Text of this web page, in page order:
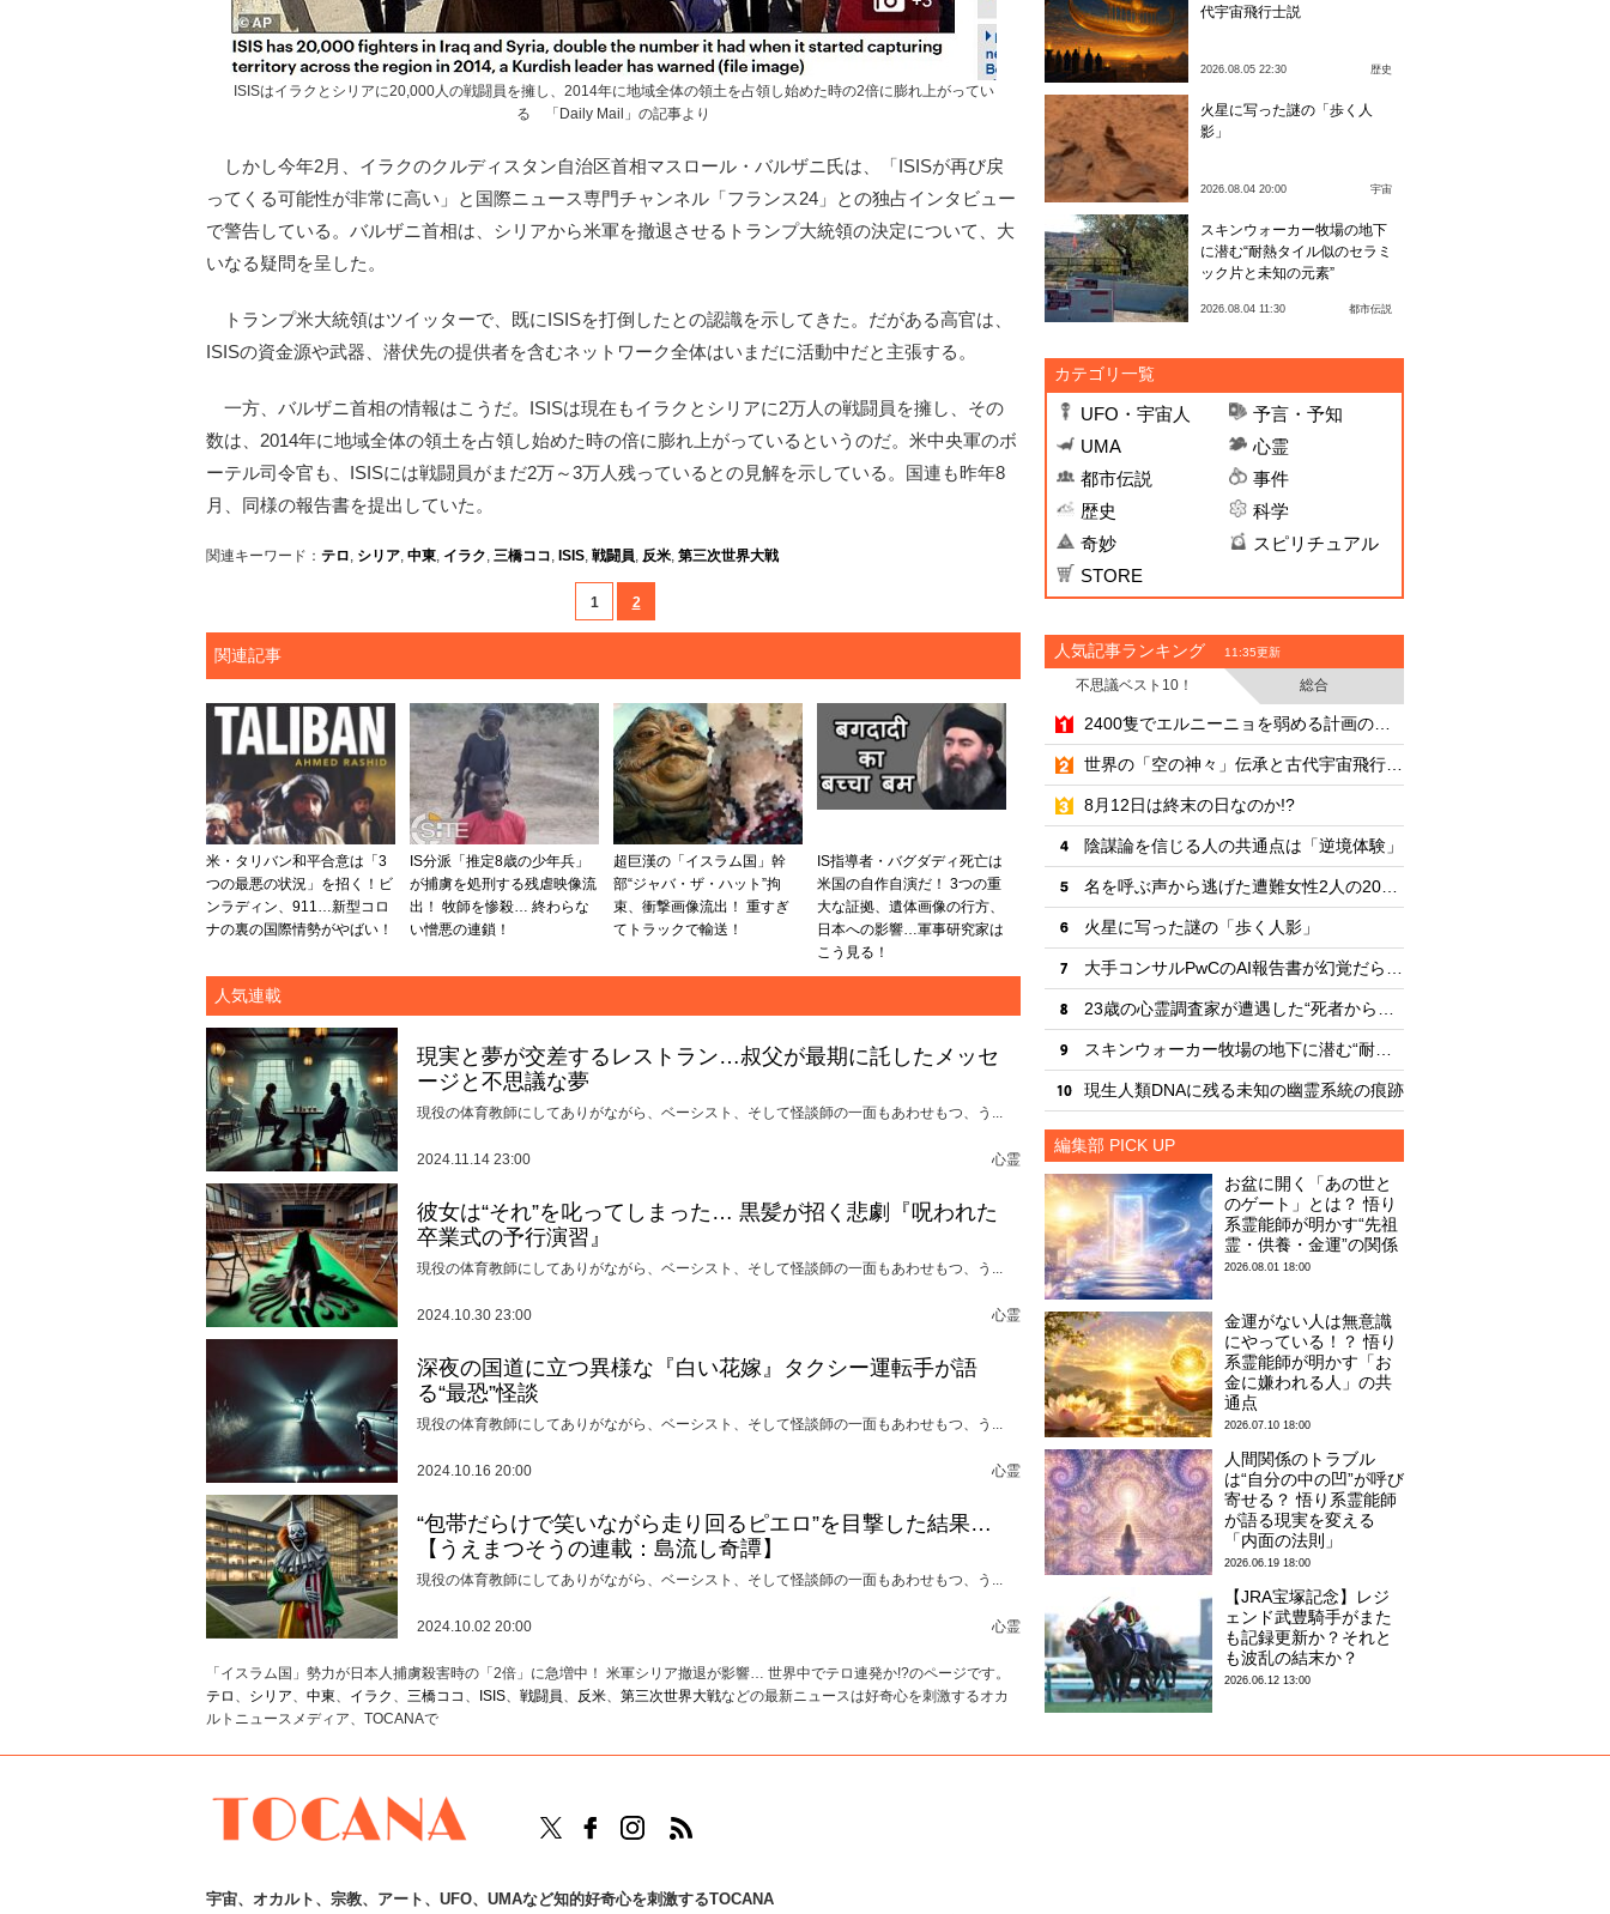
ISISはイラクとシリアに20,000人の戦闘員を擁し、2014年に地域全体の領土を占領し始めた時の2倍に膨れ上がってい
る 「Daily Mail」の記事より
しかし今年2月、イラクのクルディスタン自治区首相マスロール・バルザニ氏は、「ISISが再び戻
ってくる可能性が非常に高い」と国際ニュース専門チャンネル「フランス24」との独占インタビュー
で警告している。バルザニ首相は、シリアから米軍を撤退させるトランプ大統領の決定について、大
いなる疑問を呈した。
トランプ米大統領はツイッターで、既にISISを打倒したとの認識を示してきた。だがある高官は、
ISISの資金源や武器、潜伏先の提供者を含むネットワーク全体はいまだに活動中だと主張する。
一方、バルザニ首相の情報はこうだ。ISISは現在もイラクとシリアに2万人の戦闘員を擁し、その
数は、2014年に地域全体の領土を占領し始めた時の倍に膨れ上がっているというのだ。米中央軍のボ
ーテル司令官も、ISISには戦闘員がまだ2万～3万人残っているとの見解を示している。国連も昨年8
月、同様の報告書を提出していた。
関連キーワード： テロ, シリア, 中東, イラク, 三橋ココ, ISIS, 戦闘員, 反米, 第三次世界大戦
1 2
関連記事
米・タリバン和平合意は「3
つの最悪の状況」を招く！ビ
ンラディン、911…新型コロ
ナの裏の国際情勢がやばい！
IS分派「推定8歳の少年兵」
が捕虜を処刑する残虐映像流
出！ 牧師を惨殺… 終わらな
い憎悪の連鎖！
超巨漢の「イスラム国」幹
部“ジャバ・ザ・ハット”拘
束、衝撃画像流出！ 重すぎ
てトラックで輸送！
IS指導者・バグダディ死亡は
米国の自作自演だ！ 3つの重
大な証拠、遺体画像の行方、
日本への影響…軍事研究家は
こう見る！
人気連載
現実と夢が交差するレストラン…叔父が最期に託したメッセ
ージと不思議な夢
現役の体育教師にしてありがながら、ベーシスト、そして怪談師の一面もあわせもつ、う...
2024.11.14 23:00 心霊
彼女は“それ”を叱ってしまった… 黒髪が招く悲劇『呪われた
卒業式の予行演習』
現役の体育教師にしてありがながら、ベーシスト、そして怪談師の一面もあわせもつ、う...
2024.10.30 23:00 心霊
深夜の国道に立つ異様な『白い花嫁』タクシー運転手が語
る“最恐”怪談
現役の体育教師にしてありがながら、ベーシスト、そして怪談師の一面もあわせもつ、う...
2024.10.16 20:00 心霊
“包帯だらけで笑いながら走り回るピエロ”を目撃した結果…
【うえまつそうの連載：島流し奇譚】
現役の体育教師にしてありがながら、ベーシスト、そして怪談師の一面もあわせもつ、う...
2024.10.02 20:00 心霊
「イスラム国」勢力が日本人捕虜殺害時の「2倍」に急増中！ 米軍シリア撤退が影響… 世界中でテロ連発か!?のページです。
テロ 、 シリア、 中東、 イラク 、 三橋ココ 、 ISIS、 戦闘員、 反米、 第三次世界大戦などの最新ニュースは好奇心を刺激するオカ
ルトニュースメディア、TOCANAで
代宇宙飛行士説
2026.08.05 22:30 歴史
火星に写った謎の「歩く人
影」
2026.08.04 20:00 宇宙
スキンウォーカー牧場の地下
に潜む“耐熱タイル似のセラミ
ック片と未知の元素”
2026.08.04 11:30 都市伝説
カテゴリ一覧
UFO・宇宙人
予言・予知
UMA
心霊
都市伝説
事件
歴史
科学
奇妙
スピリチュアル
STORE
人気記事ランキング 11:35更新
不思議ベスト10！
総合
・
・
・
8月12日は終末の日なのか!?
・
陰謀論を信じる人の共通点は「逆境体験」
・
・
火星に写った謎の「歩く人影」
・
・
・
・
現生人類DNAに残る未知の幽霊系統の痕跡
編集部 PICK UP
お盆に開く「あの世と
のゲート」とは？ 悟り
系霊能師が明かす“先祖
霊・供養・金運”の関係
2026.08.01 18:00
金運がない人は無意識
にやっている！？ 悟り
系霊能師が明かす「お
金に嫌われる人」の共
通点
2026.07.10 18:00
人間関係のトラブル
は“自分の中の凹”が呼び
寄せる？ 悟り系霊能師
が語る現実を変える
「内面の法則」
2026.06.19 18:00
【JRA宝塚記念】レジ
ェンド武豊騎手がまた
も記録更新か？それと
も波乱の結末か？
2026.06.12 13:00
TOCANAのFacebookはこちら
TOCANAのinstagramはこちら
宇宙、 オカルト 、 宗教、 アート 、 UFO、 UMAなど知的好奇心を刺激するTOCANA